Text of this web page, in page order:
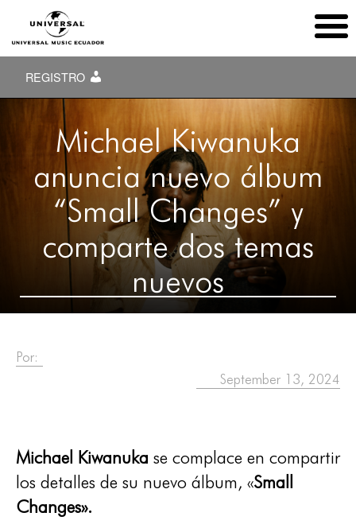
REGISTRO
Michael Kiwanuka
anuncia nuevo álbum
“Small Changes” y
comparte dos temas
nuevos
Por:
September 13, 2024
Michael Kiwanuka se complace en compartir
los detalles de su nuevo álbum, «Small
Changes».